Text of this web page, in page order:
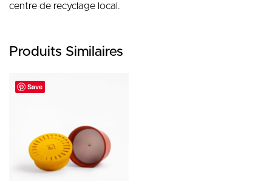
centre de recyclage local.
Produits Similaires
Save